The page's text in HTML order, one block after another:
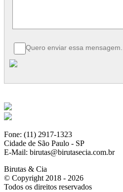
Quero enviar essa mensagem.
Fone: (11) 2917-1323
Cidade de São Paulo - SP
E-Mail: birutas@birutasecia.com.br
Birutas & Cia
© Copyright 2018 - 2026
Todos os direitos reservados